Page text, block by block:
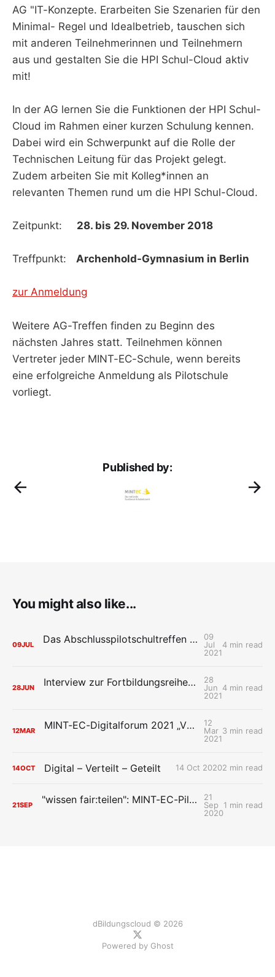
AG "IT-Konzepte. Erarbeiten Sie Szenarien für den
Minimal- Regel und Idealbetrieb, tauschen sich
mit anderen Teilnehmerinnen und Teilnehmern
aus und gestalten Sie die HPI Schul-Cloud aktiv
mit!
In der AG lernen Sie die Funktionen der HPI Schul-
Cloud im Rahmen einer kurzen Schulung kennen.
Dabei wird ein Schwerpunkt auf die Rolle der
Technischen Leitung für das Projekt gelegt.
Zudem arbeiten Sie mit Kolleg*innen an
relevanten Themen rund um die HPI Schul-Cloud.
Zeitpunkt: 28. bis 29. November 2018
Treffpunkt: Archenhold-Gymnasium in Berlin
zur Anmeldung
Weitere AG-Treffen finden zu Beginn des
nächsten Jahres statt. Teilnehmen können
Vertreter jeder MINT-EC-Schule, wenn bereits
eine erfolgreiche Anmeldung als Pilotschule
vorliegt.
Published by:
You might also like...
09JUL Das Abschlusspilotschultreffen der HPI Schul-Cloud: Wiedersehen macht Freude
09
Jul
2021
4 min read
28JUN Interview zur Fortbildungsreihe der HPI Schul-Cloud „Mit Design Thinking neue Ideen für die digitale Schule entwerfen“
28
Jun
2021
4 min read
12MAR MINT-EC-Digitalforum 2021 „VUCA – meine digitale Zukunft und Ich“
12
Mar
2021
3 min read
14OCT Digital – Verteilt – Geteilt 14 Oct 20202 min read
21SEP "wissen fair:teilen": MINT-EC-Pilotschulen treffen sich zum digitalen Austausch
21
Sep
2020
1 min read
dBildungscloud © 2026
Powered by Ghost